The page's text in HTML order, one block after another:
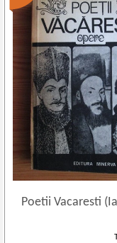
Poetii Vacaresti